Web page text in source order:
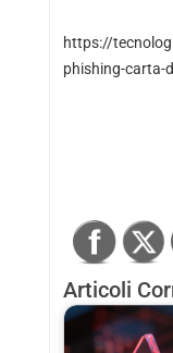
https://
phishing-carta-
Articoli